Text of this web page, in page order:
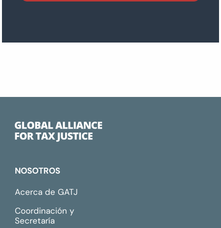
NOSOTROS
Acerca de GATJ
Coordinación y
Secretaría